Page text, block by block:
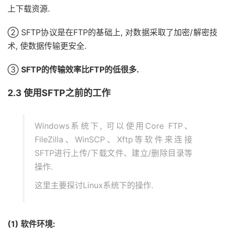
上下载资源.
② SFTP协议是在FTP的基础上, 对数据采取了加密/解密技
术, 使数据传输更安全.
③ SFTP的传输效率比FTP的低很多.
2.3 使用SFTP之前的工作
Windows系统下, 可以使用Core FTP、
FileZilla、WinSCP、Xftp等软件来连接
SFTP进行上传/下载文件、建立/删除目录等
操作.
这里主要探讨Linux系统下的操作.
(1) 软件环境: